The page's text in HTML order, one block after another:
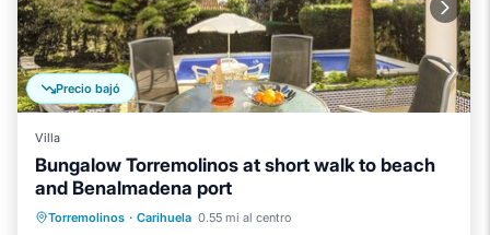
Precio bajó
Villa
Bungalow Torremolinos at short walk to beach
and Benalmadena port
Torremolinos · Carihuela 0.55 mi al centro
Piscina privada
Frente al mar